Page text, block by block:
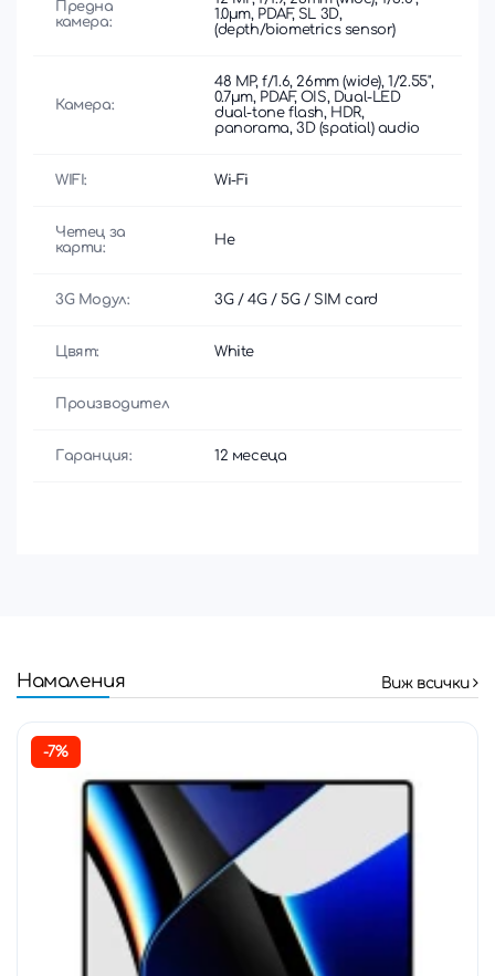
Предна
камера:
1.0µm, PDAF, SL 3D,
(depth/biometrics sensor)
Камера:
48 MP, f/1.6, 26mm (wide), 1/2.55",
0.7µm, PDAF, OIS, Dual-LED
dual-tone flash, HDR,
panorama, 3D (spatial) audio
WIFI: Wi-Fi
Четец за
карти:
Не
3G Модул: 3G / 4G / 5G / SIM card
Цвят: White
Производител
Гаранция: 12 месеца
Намаления Виж всички
-7%